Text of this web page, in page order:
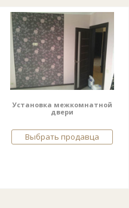
Установка межкомнатной
двери
Выбрать продавца